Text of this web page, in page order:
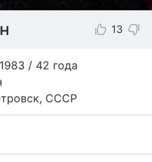
13
1983 / 42 года
СССР